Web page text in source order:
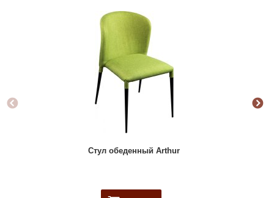
Стул обеденный Arthur